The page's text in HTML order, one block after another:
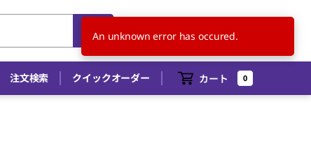
JA
注文検索 クイックオーダー カート 0
An unknown error has occured.